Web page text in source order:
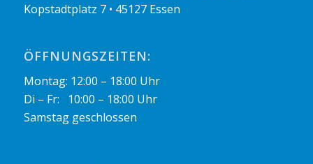
Kopstadtplatz 7 • 45127 Essen
ÖFFNUNGSZEITEN:
Montag: 12:00 – 18:00 Uhr
Di – Fr: 10:00 – 18:00 Uhr
Samstag geschlossen